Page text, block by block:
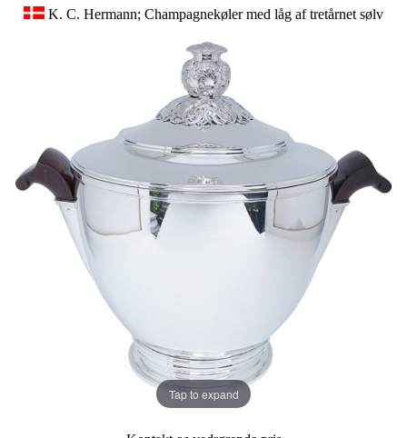
K. C. Hermann; Champagnekøler med låg af tretårnet sølv
Tap to expand